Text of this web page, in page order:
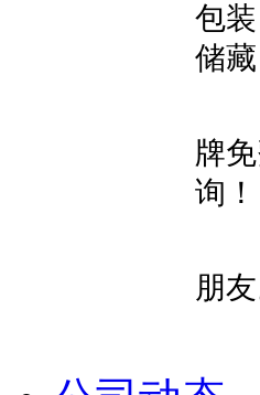
包
储
如
牌
询！
如
朋友